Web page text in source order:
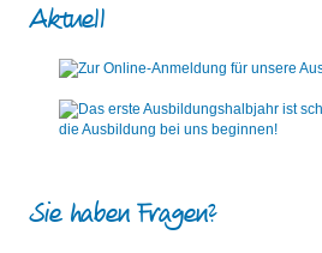
Aktuell
Sie haben Fragen?